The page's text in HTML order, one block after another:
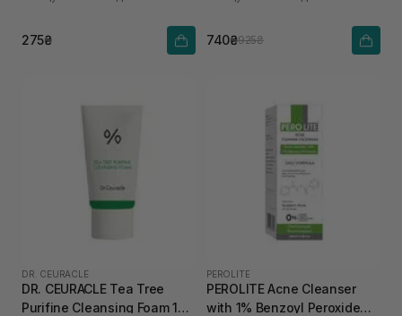
275₴ 740₴925₴
DR. CEURACLE
DR. CEURACLE Tea Tree
Purifine Cleansing Foam 10
PEROLITE
PEROLITE Acne Cleanser
with 1% Benzoyl Peroxide